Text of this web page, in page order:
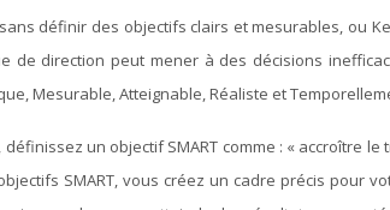
définir des objectifs clairs et mesurables, ou
direction peut mener à des décisions
Mesurable, Atteignable, Réaliste et
un objectif SMART comme : « accroître
SMART, vous créez un cadre précis pour